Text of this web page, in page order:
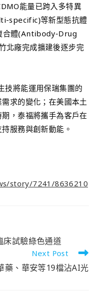
能量已跨入多特異
specific)等新型態抗體
合體(Antibody-Drug
北廠完成擴建後逐步完
將能運用保瑞集團的
求的變化；在美國本土
，泰福將攜手為客戶在
服務與創新動能。
story/7241/8636210
床試驗綠色通道
Next Post
藥、華安等19檔沾AI光